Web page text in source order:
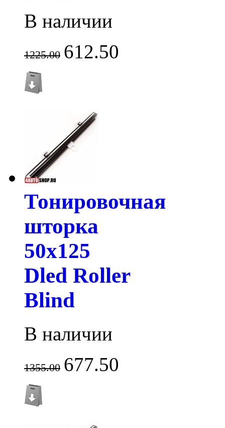
В наличии
1225.00 612.50
Тонировочная
шторка
50х125
Dled Roller
Blind
В наличии
1355.00 677.50